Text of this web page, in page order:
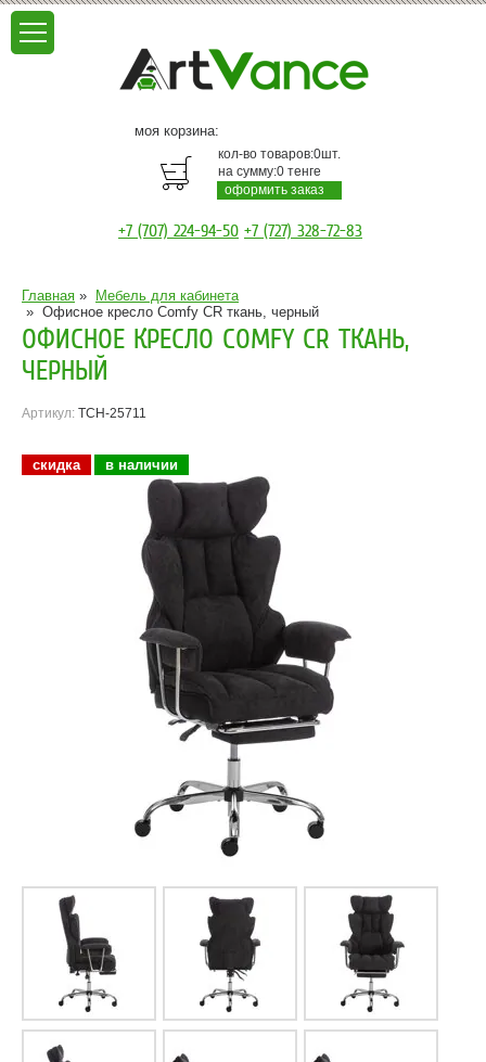
моя корзина:
кол-во товаров:0шт.
на сумму:0 тенге
оформить заказ
+7 (707) 224-94-50 +7 (727) 328-72-83
Главная »
Мебель для кабинета
» Офисное кресло Comfy CR ткань, черный
ОФИСНОЕ КРЕСЛО COMFY CR ТКАНЬ,
ЧЕРНЫЙ
Артикул: TCH-25711
скидка в наличии